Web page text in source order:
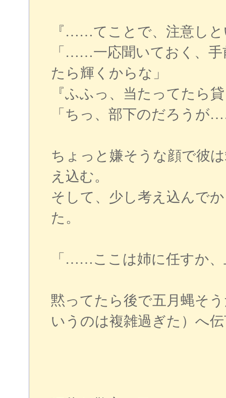
『……てことで、注意し
「……一応聞いておく、
たら輝くからな」
『ふふっ、当たってたら
「ちっ、部下のだろうが
ちょっと嫌そうな顔で彼
え込む。
そして、少し考え込んで
た。
「……ここは姉に任すか
黙ってたら後で五月蝿そ
いうのは複雑過ぎた）へ